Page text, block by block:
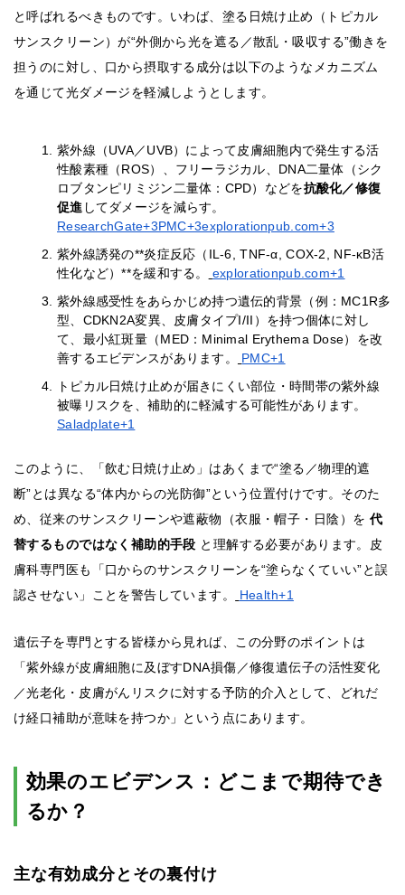
と呼ばれるべきものです。いわば、塗る日焼け止め（トピカル
サンスクリーン）が“外側から光を遮る／散乱・吸収する”働きを
担うのに対し、口から摂取する成分は以下のようなメカニズム
を通じて光ダメージを軽減しようとします。
紫外線（UVA／UVB）によって皮膚細胞内で発生する活
性酸素種（ROS）、フリーラジカル、DNA二量体（シク
ロブタンピリミジン二量体：CPD）などを抗酸化／修復
促進 してダメージを減らす。
ResearchGate+3PMC+3explorationpub.com+3
紫外線誘発の**炎症反応（IL‐6, TNF‐α, COX-2, NF-κB活
性化など）**を緩和する。
explorationpub.com+1
紫外線感受性をあらかじめ持つ遺伝的背景（例：MC1R多
型、CDKN2A変異、皮膚タイプI/II）を持つ個体に対し
て、最小紅斑量（MED：Minimal Erythema Dose）を改
善するエビデンスがあります。
PMC+1
トピカル日焼け止めが届きにくい部位・時間帯の紫外線
被曝リスクを、補助的に軽減する可能性があります。
Saladplate+1
このように、「飲む日焼け止め」はあくまで“塗る／物理的遮
断”とは異なる“体内からの光防御”という位置付けです。そのた
め、従来のサンスクリーンや遮蔽物（衣服・帽子・日陰）を 代
替するものではなく補助的手段 と理解する必要があります。皮
膚科専門医も「口からのサンスクリーンを“塗らなくていい”と誤
認させない」ことを警告しています。
Health+1
遺伝子を専門とする皆様から見れば、この分野のポイントは
「紫外線が皮膚細胞に及ぼすDNA損傷／修復遺伝子の活性変化
／光老化・皮膚がんリスクに対する予防的介入として、どれだ
け経口補助が意味を持つか」という点にあります。
効果のエビデンス：どこまで期待でき
るか？
主な有効成分とその裏付け